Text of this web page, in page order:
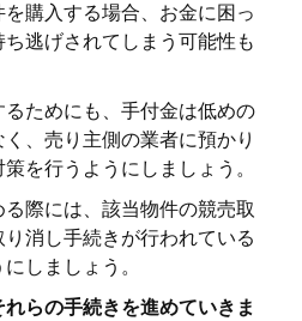
購入する場合、お金に困っ
逃げされてしまう可能性も
ためにも、手付金は低めの
、売り主側の業者に預かり
を行うようにしましょう。
際には、該当物件の競売取
消し手続きが行われている
しましょう。
らの手続きを進めていきま